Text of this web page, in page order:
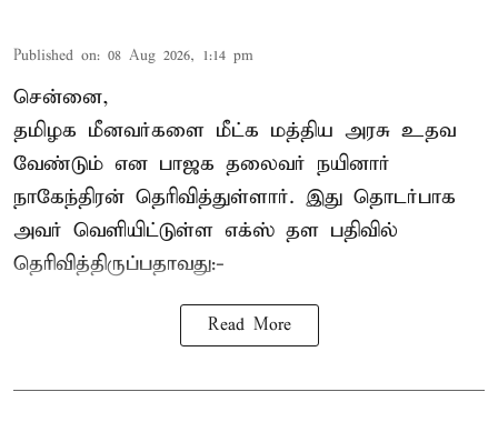
Published on: 08 Aug 2026, 1:14 pm
சென்னை,
தமிழக மீனவர்களை மீட்க மத்திய அரசு உதவ
வேண்டும் என பாஜக தலைவர் நயினார்
நாகேந்திரன் தெரிவித்துள்ளார். இது தொடர்பாக
அவர் வெளியிட்டுள்ள எக்ஸ் தள பதிவில்
தெரிவித்திருப்பதாவது:-
Read More